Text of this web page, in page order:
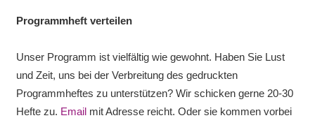
Programmheft verteilen
Unser Programm ist vielfältig wie gewohnt. Haben Sie Lust
und Zeit, uns bei der Verbreitung des gedruckten
Programmheftes zu unterstützen? Wir schicken gerne 20-30
Hefte zu. Emailmit Adresse reicht. Oder sie kommen vorbei